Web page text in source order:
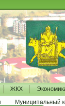
ЖКХ
Муниципальный